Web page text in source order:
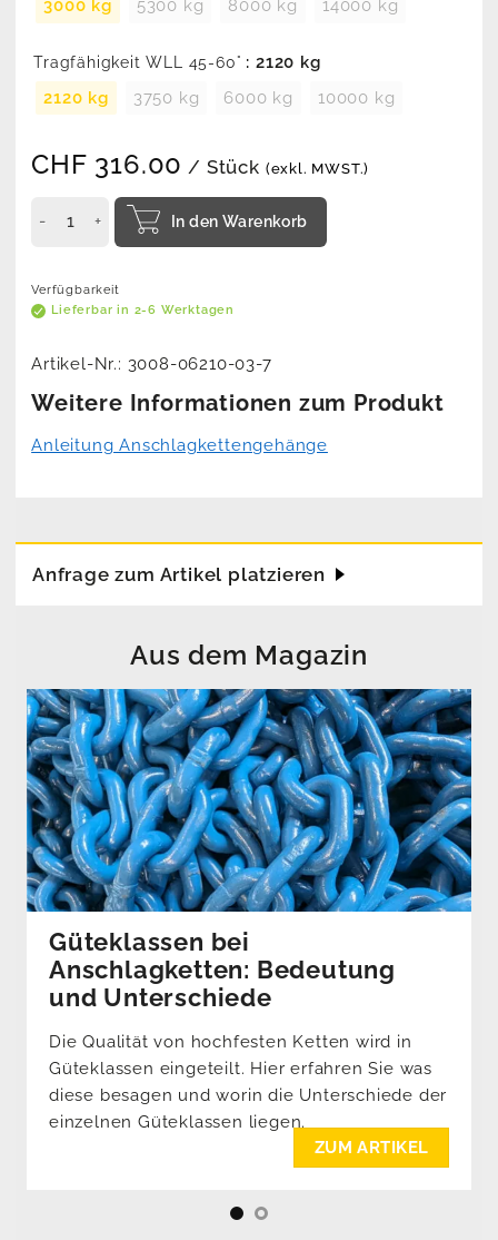
3000 kg
5300 kg 8000 kg 14000 kg
Tragfähigkeit WLL 45-60° : 2120 kg
2120 kg
3750 kg 6000 kg 10000 kg
CHF 316.00 / Stück (exkl. MWST.)
In den Warenkorb
Verfügbarkeit
Lieferbar in 2-6 Werktagen
Artikel-Nr.: 3008-06210-03-7
Weitere Informationen zum Produkt
Anleitung Anschlagkettengehänge
Anfrage zum Artikel platzieren
Aus dem Magazin
Güteklassen bei
Anschlagketten: Bedeutung
und Unterschiede
Die Qualität von hochfesten Ketten wird in
Güteklassen eingeteilt. Hier erfahren Sie was
diese besagen und worin die Unterschiede der
einzelnen Güteklassen liegen.
ZUM ARTIKEL